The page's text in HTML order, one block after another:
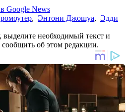
Google News
, Энтони Джошуа, Эдди
необходимый текст и
об этом редакции.